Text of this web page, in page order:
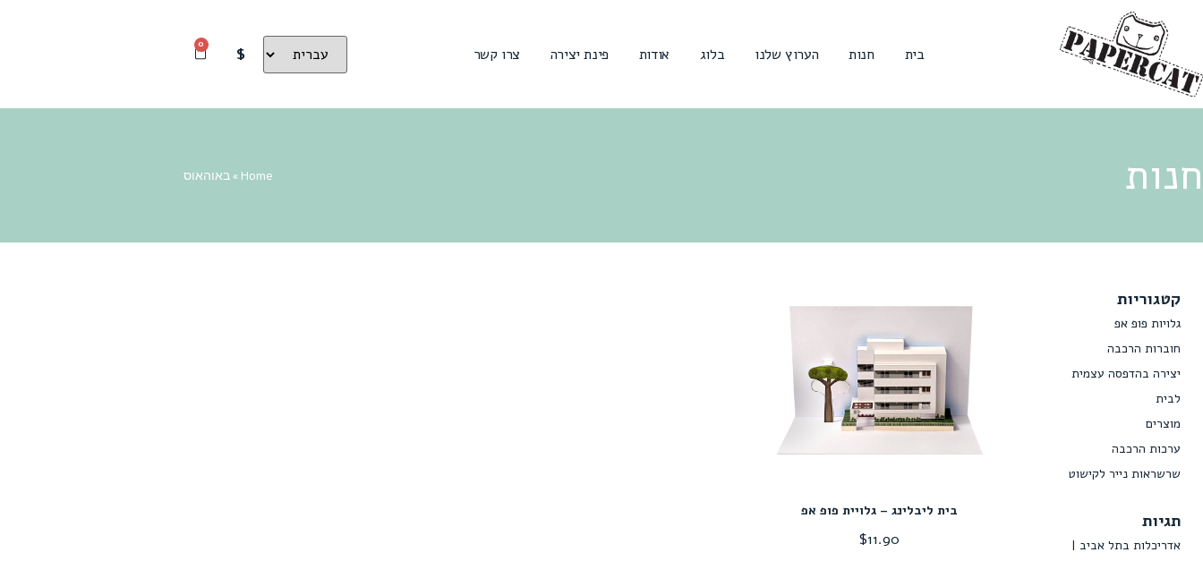
בית חנות הערוץ שלנו בלוג אודות פינת יצירה צרו קשר $
0
חנות Home
»באוהאוס
קטגוריות
גלויות פופ אפ
חוברות הרכבה
יצירה בהדפסה עצמית
לבית
מוצרים
ערכות הרכבה
שרשראות נייר לקישוט
תגיות
אדריכלות בתל אביב
בית ליבלינג – גלויית פופ אפ
$11.90